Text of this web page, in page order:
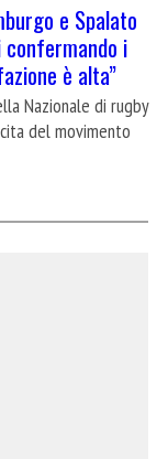
e Spalato
i
è alta”
Nazionale di rugby
del movimento